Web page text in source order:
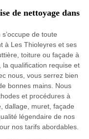
de nettoyage dans
de toute
à Les Thioleyres et ses
toiture ou façade à
la qualification requise et
nous, vous serrez bien
bonnes mains. Nous
et procédures à
dallage, muret, façade
légendaire de nos
nos tarifs abordables.